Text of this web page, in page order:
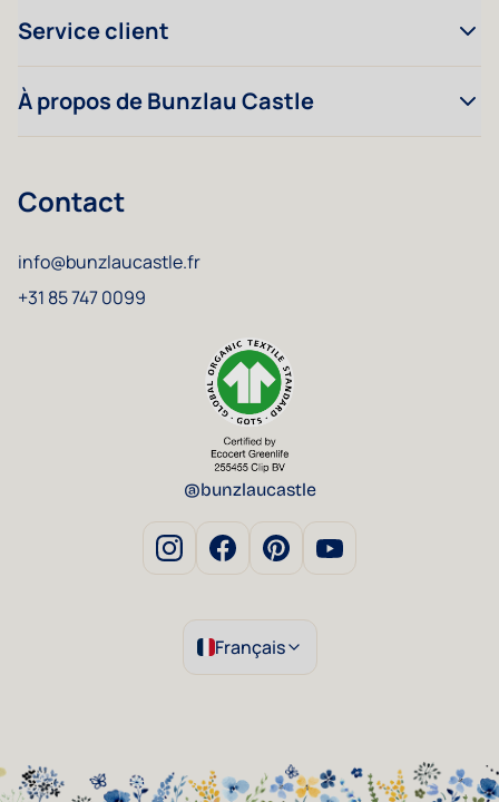
Service client
À propos de Bunzlau Castle
Contact
info@bunzlaucastle.fr
+31 85 747 0099
@bunzlaucastle
Français